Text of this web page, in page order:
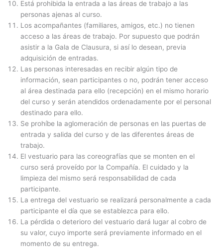
Está prohibida la entrada a las áreas de trabajo a las
personas ajenas al curso.
Los acompañantes (familiares, amigos, etc.) no tienen
acceso a las áreas de trabajo. Por supuesto que podrán
asistir a la Gala de Clausura, si así lo desean, previa
adquisición de entradas.
Las personas interesadas en recibir algún tipo de
información, sean participantes o no, podrán tener acceso
al área destinada para ello (recepción) en el mismo horario
del curso y serán atendidos ordenadamente por el personal
destinado para ello.
Se prohíbe la aglomeración de personas en las puertas de
entrada y salida del curso y de las diferentes áreas de
trabajo.
El vestuario para las coreografías que se monten en el
curso será proveído por la Compañía. El cuidado y la
limpieza del mismo será responsabilidad de cada
participante.
La entrega del vestuario se realizará personalmente a cada
participante el día que se establezca para ello.
La pérdida o deterioro del vestuario dará lugar al cobro de
su valor, cuyo importe será previamente informado en el
momento de su entrega.